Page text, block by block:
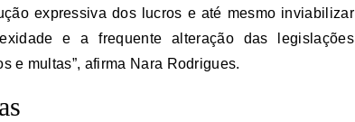
expressiva dos lucros e até mesmo inviabilizar
e a frequente alteração das legislações
e multas”, afirma Nara Rodrigues.